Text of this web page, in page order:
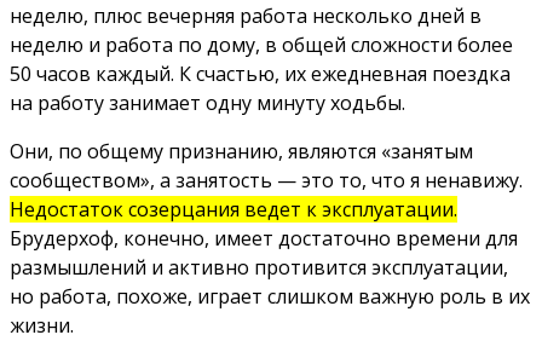
неделю, плюс вечерняя работа несколько дней в
неделю и работа по дому, в общей сложности более
50 часов каждый. К счастью, их ежедневная поездка
на работу занимает одну минуту ходьбы.
Они, по общему признанию, являются «занятым
сообществом», а занятость — это то, что я ненавижу.
Недостаток созерцания ведет к эксплуатации.
Брудерхоф, конечно, имеет достаточно времени для
размышлений и активно противится эксплуатации,
но работа, похоже, играет слишком важную роль в их
жизни.